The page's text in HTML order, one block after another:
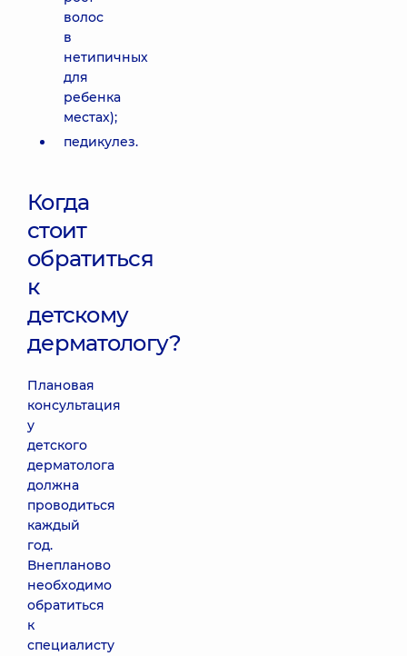
волос
в
нетипичных
для
ребенка
местах);
педикулез.
Когда
стоит
обратиться
к
детскому
дерматологу?
Плановая
консультация
у
детского
дерматолога
должна
проводиться
каждый
год.
Внепланово
необходимо
обратиться
к
специалисту